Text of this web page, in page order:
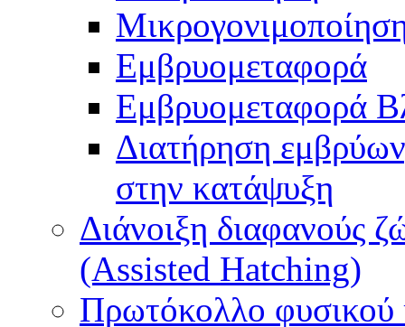
Εμβρυομεταφορά
Εμβρυομεταφορά
Διατήρηση
στην κατάψυξη
Διάνοιξη διαφανούς
(Assisted Hatching)
Πρωτόκολλο φυσικού